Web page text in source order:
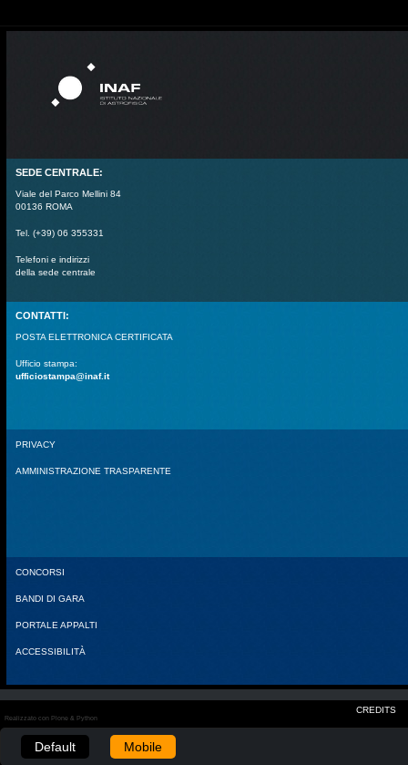
SEDE CENTRALE:
Viale del Parco Mellini 84
00136 ROMA
Tel. (+39) 06 355331
Telefoni e indirizzi
della sede centrale
CONTATTI:
POSTA ELETTRONICA CERTIFICATA
Ufficio stampa:
ufficiostampa@inaf.it
PRIVACY
AMMINISTRAZIONE TRASPARENTE
CONCORSI
BANDI DI GARA
PORTALE APPALTI
ACCESSIBILITÀ
CREDITS
Realizzato con Plone & Python
Default Mobile